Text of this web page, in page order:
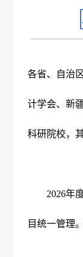
各省、自治
计学会、新
科研院校，
2026年
目统一管理